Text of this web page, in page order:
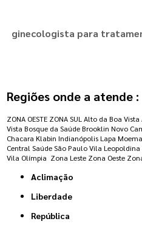
ginecologista para
Regiões onde a atende :
ZONA OESTE ZONA SUL Alto da Boa Vista
Vista Bosque da Saúde Brooklin Novo
Chacara Klabin Indianópolis Lapa Moema
Central Saúde São Paulo Vila Leopoldina
Vila Olímpia Zona Leste Zona Oeste
Aclimação
Liberdade
República